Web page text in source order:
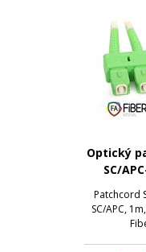
Optický
SC/
Patchcord
SC/APC,